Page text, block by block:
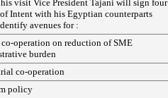
visit Vice President Tajani will sign four
Intent with his Egyptian counterparts
avenues for :
co-operation on reduction of SME
burden
co-operation
policy